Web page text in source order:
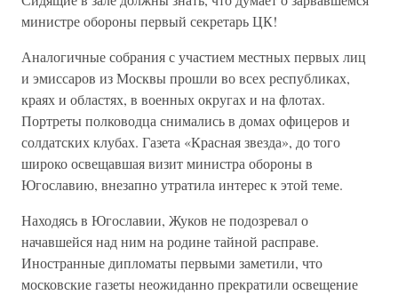
министре обороны первый секретарь ЦК!
Аналогичные собрания с участием местных первых лиц
и эмиссаров из Москвы прошли во всех республиках,
краях и областях, в военных округах и на флотах.
Портреты полководца снимались в домах офицеров и
солдатских клубах. Газета «Красная звезда», до того
широко освещавшая визит министра обороны в
Югославию, внезапно утратила интерес к этой теме.
Находясь в Югославии, Жуков не подозревал о
начавшейся над ним на родине тайной расправе.
Иностранные дипломаты первыми заметили, что
московские газеты неожиданно прекратили освещение